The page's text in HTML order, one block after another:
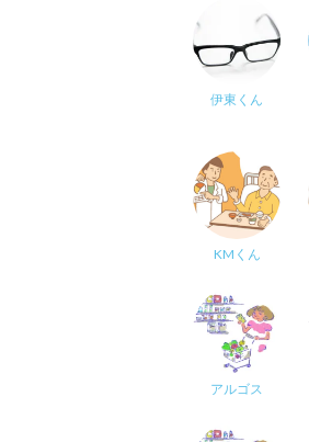
伊東くん
KMくん
アルゴス